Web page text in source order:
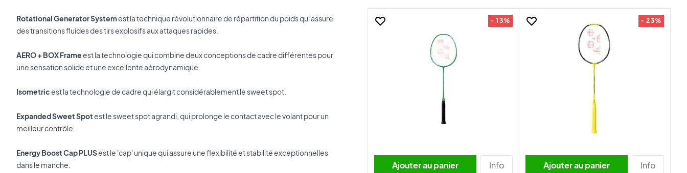
Rotational Generator Systemest la technique révolutionnaire de répartition du poids qui assure
des transitions fluides des tirs explosifs aux attaques rapides.
AERO + BOX Frameest la technologie qui combine deux conceptions de cadre différentes pour
une sensation solide et une excellente aérodynamique.
Isometricest la technologie de cadre qui élargit considérablement le sweet spot.
Expanded Sweet Spotest le sweet spot agrandi, qui prolonge le contact avec le volant pour un
meilleur contrôle.
Energy Boost Cap PLUSest le 'cap' unique qui assure une flexibilité et stabilité exceptionnelles
dans le manche.
- 13%
Ajouter au panier Info
- 23%
Ajouter au panier Info